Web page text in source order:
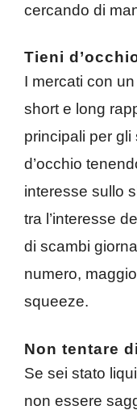
cercando di
Tieni
I mercati con
short e long
principali per
d’occhio
interesse sullo
tra l’interesse
di scambi
numero,
squeeze.
Non tentare
Se sei stato
non essere